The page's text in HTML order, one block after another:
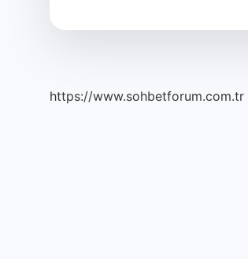
https://www.sohbetforum.com.tr